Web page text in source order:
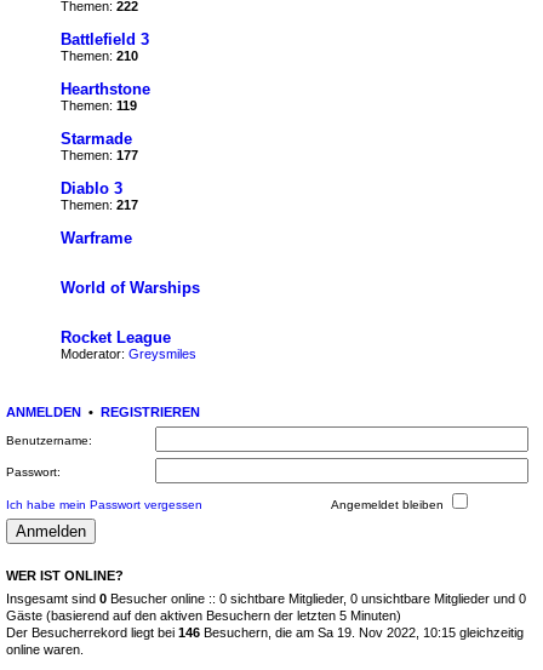
Themen: 222
Battlefield 3
Themen: 210
Hearthstone
Themen: 119
Starmade
Themen: 177
Diablo 3
Themen: 217
Warframe
World of Warships
Rocket League
Moderator: Greysmiles
ANMELDEN • REGISTRIEREN
Benutzername:
Passwort:
Ich habe mein Passwort vergessen Angemeldet bleiben
WER IST ONLINE?
Insgesamt sind 0 Besucher online :: 0 sichtbare Mitglieder, 0 unsichtbare Mitglieder und 0
Gäste (basierend auf den aktiven Besuchern der letzten 5 Minuten)
Der Besucherrekord liegt bei 146 Besuchern, die am Sa 19. Nov 2022, 10:15 gleichzeitig
online waren.